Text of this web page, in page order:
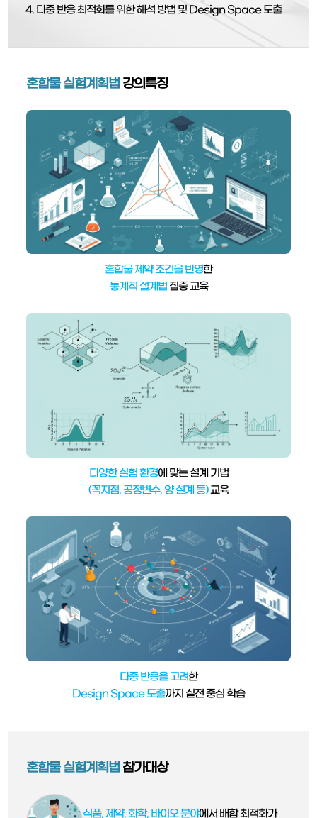
4. 다중 반응 최적화를 위한 해석 방법 및 Design Space 도출
혼합물 실험계획법 강의특징
혼합물 제약 조건을 반영한
통계적 설계법집중 교육
다양한 실험 환경에 맞는 설계 기법
(꼭지점, 공정변수, 양 설계 등)교육
다중 반응을 고려한
Design Space 도출까지 실전 중심 학습
혼합물 실험계획법 참가대상
식품, 제약, 화학, 바이오 분야에서 배합 최적화가